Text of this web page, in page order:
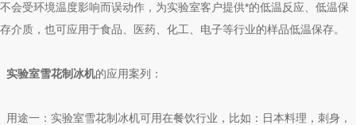
不会受环境温度影响而误动作，为实验室客户提供*的低温反应、低温保
存介质，也可应用于食品、医药、化工、电子等行业的样品低温保存。
实验室雪花制冰机的应用案列：
用途一：实验室雪花制冰机可用在餐饮行业，比如：日本料理，刺身，